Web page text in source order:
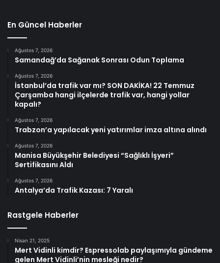
En Güncel Haberler
Ağustos 7, 2026
Samandağ’da Sağanak Sonrası Odun Toplama
Ağustos 7, 2026
İstanbul’da trafik var mı? SON DAKİKA! 22 Temmuz
Çarşamba hangi ilçelerde trafik var, hangi yollar
kapalı?
Ağustos 7, 2026
Trabzon’a yapılacak yeni yatırımlar imza altına alındı
Ağustos 7, 2026
Manisa Büyükşehir Belediyesi “Sağlıklı İşyeri”
Sertifikasını Aldı
Ağustos 7, 2026
Antalya’da Trafik Kazası: 7 Yaralı
Rastgele Haberler
Nisan 21, 2025
Mert Vidinli kimdir? Espressolab paylaşımıyla gündeme
gelen Mert Vidinli’nin mesleği nedir?